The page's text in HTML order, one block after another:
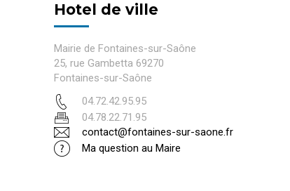
Hotel de ville
Mairie de Fontaines-sur-Saône
25, rue Gambetta 69270
Fontaines-sur-Saône
04.72.42.95.95
04.78.22.71.95
contact@fontaines-sur-saone.fr
Ma question au Maire